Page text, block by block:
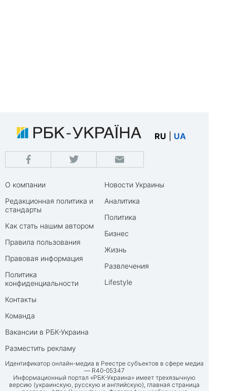
RU UA
О компании
Редакционная политика и
стандарты
Как стать нашим автором
Правила пользования
Правовая информация
Политика
конфиденциальности
Контакты
Команда
Вакансии в РБК-Украина
Разместить рекламу
Новости Украины
Аналитика
Политика
Бизнес
Жизнь
Развлечения
Lifestyle
Идентификатор онлайн-медиа в Реестре субъектов в сфере медиа
— R40-05347
Информационный портал «РБК-Украина» имеет трехязычную
версию (украинскую, русскую и английскую), главная страница